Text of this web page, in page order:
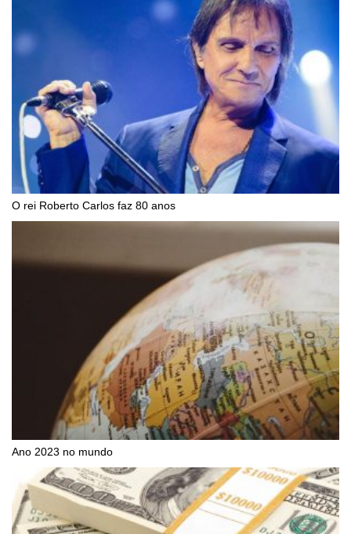
O rei Roberto Carlos faz 80 anos
Ano 2023 no mundo